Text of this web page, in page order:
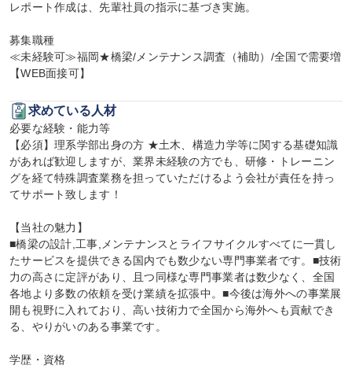
レポート作成は、先輩社員の指示に基づき実施。
募集職種
≪未経験可≫福岡★橋梁/メンテナンス調査（補助）/全国で需要増
【WEB面接可】
求めている人材
必要な経験・能力等
【必須】理系学部出身の方 ★土木、構造力学等に関する基礎知識
があれば歓迎しますが、業界未経験の方でも、研修・トレーニン
グを経て特殊調査業務を担っていただけるよう会社が責任を持っ
てサポート致します！
【当社の魅力】
■橋梁の設計,工事,メンテナンスとライフサイクルすべてに一貫し
たサービスを提供できる国内でも数少ない専門事業者です。■技術
力の高さに定評があり、且つ同様な専門事業者は数少なく、全国
各地より多数の依頼を受け業績を拡張中。■今後は海外への事業展
開も視野に入れており、高い技術力で全国から海外へも貢献でき
る、やりがいのある事業です。
学歴・資格